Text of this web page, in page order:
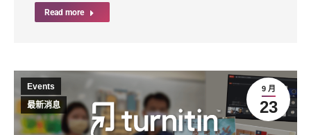
Read more
9 月
23
Events
最新消息